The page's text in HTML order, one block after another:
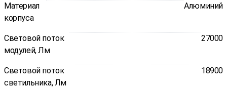
Материал
корпуса
Алюминий
Световой поток
модулей, Лм
27000
Световой поток
светильника, Лм
18900